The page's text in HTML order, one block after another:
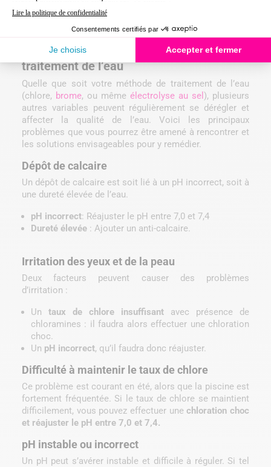
faudra vidanger la moitié. On recommandera d’utiliser
par la suite un chlore non stabilisé.
Les autres problèmes courants lors du
traitement de l’eau
Quelle que soit votre méthode de traitement de l’eau
(chlore, brome, ou même électrolyse au sel ), plusieurs
autres variables peuvent régulièrement se dérégler et
affecter la qualité de l’eau. Voici les principaux
problèmes que vous pourrez être amené à rencontrer et
les solutions envisageables pour y remédier.
Dépôt de calcaire
Un dépôt de calcaire est soit lié à un pH incorrect, soit à
une dureté élevée de l’eau.
pH incorrect: Réajuster le pH entre 7,0 et 7,4
Dureté élevée : Ajouter un anti-calcaire.
Irritation des yeux et de la peau
Deux facteurs peuvent causer des problèmes
d’irritation :
Un taux de chlore insuffisant avec présence de
chloramines : il faudra alors effectuer une chloration
choc.
Un pH incorrect, qu’il faudra donc réajuster.
Difficulté à maintenir le taux de chlore
Ce problème est courant en été, alors que la piscine est
fortement fréquentée. Si le taux de chlore se maintient
difficilement, vous pouvez effectuer unechloration choc
et réajuster le pH entre 7,0 et 7,4.
pH instable ou incorrect
Un pH peut s’avérer instable et difficile à réguler. Si tel